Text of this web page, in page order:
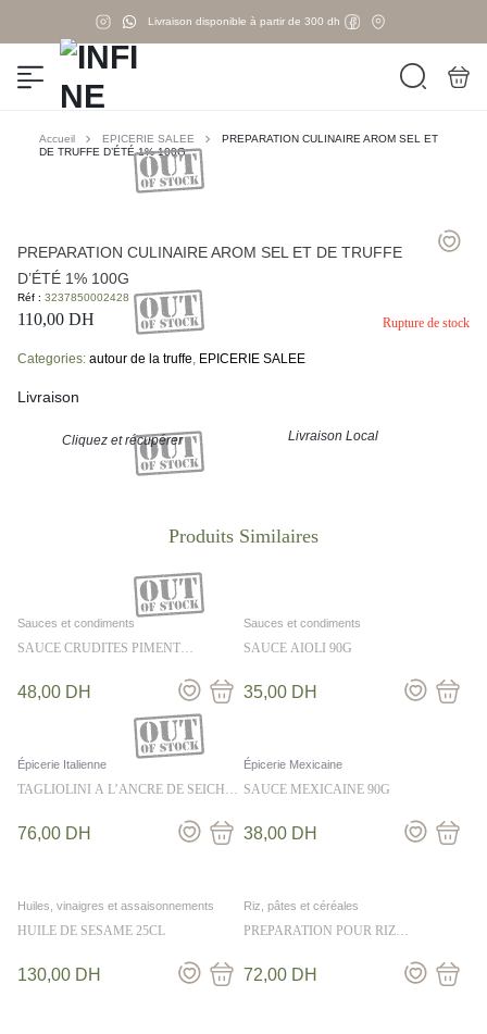
Livraison disponible à partir de 300 dh
Accueil EPICERIE SALEE
PREPARATION CULINAIRE AROM SEL ET
DE TRUFFE D’ÉTÉ 1% 100G
PREPARATION CULINAIRE AROM SEL ET DE TRUFFE
D’ÉTÉ 1% 100G
Réf : 3237850002428
110,00 DH Rupture de stock
Categories: autour de la truffe, EPICERIE SALEE
Livraison
Cliquez et récupérer Livraison Local
Sauces et condiments
SAUCE CRUDITES PIMENT
48,00 DH
Sauces et condiments
SAUCE AIOLI 90G
35,00 DH
Épicerie Italienne
TAGLIOLINI A L’ANCRE DE SEICHE
76,00 DH
Épicerie Mexicaine
SAUCE MEXICAINE 90G
38,00 DH
Huiles, vinaigres et assaisonnements
HUILE DE SESAME 25CL
130,00 DH
Riz, pâtes et céréales
PREPARATION POUR RIZ
72,00 DH